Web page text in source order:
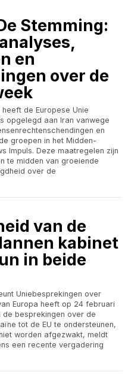
Stemming:
en
over de
de Europese Unie
opgelegd aan Iran vanwege
en
groepen in het Midden-
Impuls. Deze maatregelen zijn
te midden van groeiende
over de
van de
kabinet
in beide
Uniebesprekingen over
Europa heeft op 24 februari
de besprekingen over de
tot de EU te ondersteunen,
worden afgezwakt, meldt
een recente vergadering